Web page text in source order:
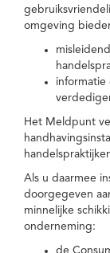
omgeving
informatie
Het Meldpunt
Als u daarmee
doorgegeven
minnelijke
onderneming:
de